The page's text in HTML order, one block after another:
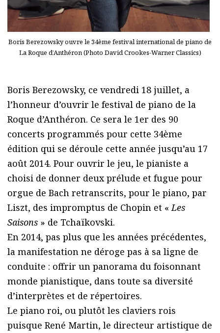
Boris Berezowsky ouvre le 34ème festival international de piano de
La Roque d’Anthéron (Photo David Crookes-Warner Classics)
Boris Berezowsky, ce vendredi 18 juillet, a
l’honneur d’ouvrir le festival de piano de la
Roque d’Anthéron. Ce sera le 1er des 90
concerts programmés pour cette 34ème
édition qui se déroule cette année jusqu’au 17
août 2014. Pour ouvrir le jeu, le pianiste a
choisi de donner deux prélude et fugue pour
orgue de Bach retranscrits, pour le piano, par
Liszt, des impromptus de Chopin et «Les
Saisons » de Tchaïkovski.
En 2014, pas plus que les années précédentes,
la manifestation ne déroge pas à sa ligne de
conduite : offrir un panorama du foisonnant
monde pianistique, dans toute sa diversité
dʼinterprètes et de répertoires.
Le piano roi, ou plutôt les claviers rois
puisque René Martin, le directeur artistique de